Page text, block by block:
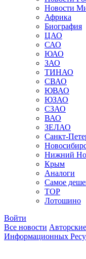
Новости
Африка
Биография
ЦАО
САО
ЮАО
ЗАО
ТИНАО
СВАО
ЮВАО
ЮЗАО
СЗАО
ВАО
ЗЕЛАО
Санкт-
Нижний
Крым
Аналоги
Самое
TOP
Лотошино
Войти
Все новости
Информационных